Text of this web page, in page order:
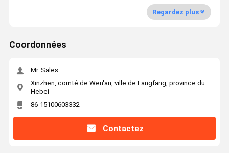
Regardez plus
Coordonnées
Mr. Sales
Xinzhen, comté de Wen'an, ville de Langfang, province du
Hebei
86-15100603332
Contactez